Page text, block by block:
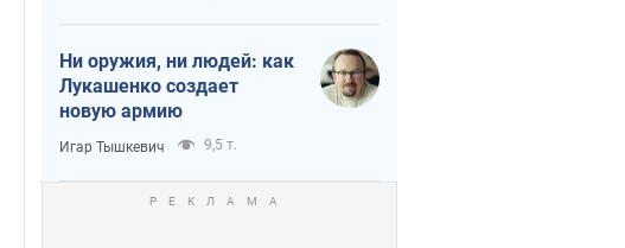
Ни оружия, ни людей: как
Лукашенко создает
новую армию
Игар Тышкевич 9,5 т.